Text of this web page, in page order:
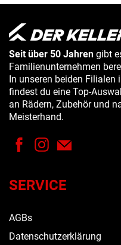
Seit über 50 Jahren gibt
Familienunternehmen
In unseren beiden Filialen
findest du eine Top-
an Rädern, Zubehör und
Meisterhand.
SERVICE
AGBs
Datenschutzerklärung